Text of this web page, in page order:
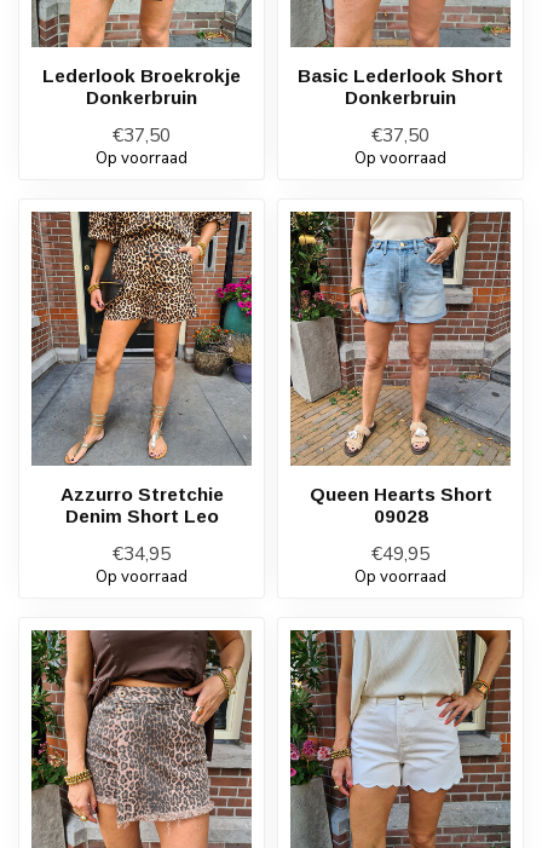
Lederlook Broekrokje
Donkerbruin
€37,50
Op voorraad
Basic Lederlook Short
Donkerbruin
€37,50
Op voorraad
Azzurro Stretchie
Denim Short Leo
€34,95
Op voorraad
Queen Hearts Short
09028
€49,95
Op voorraad